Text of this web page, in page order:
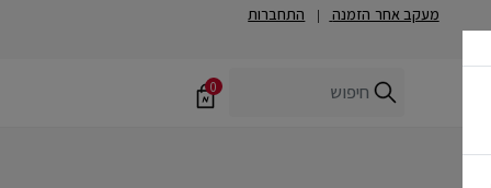
מעקב אחר הזמנה | התחברות
0